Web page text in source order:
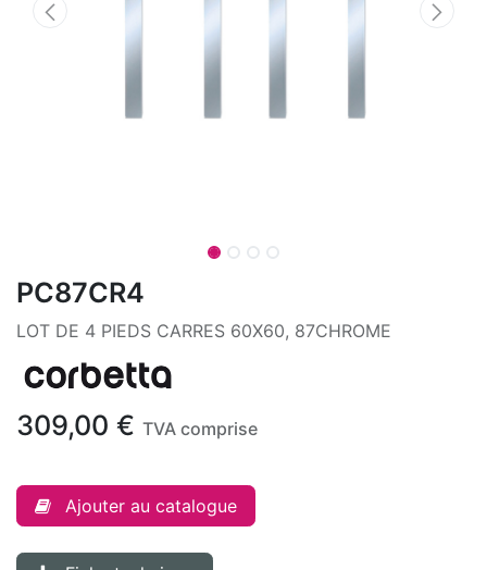
PC87CR4
LOT DE 4 PIEDS CARRES 60X60, 87CHROME
309,00 € TVA comprise
Ajouter au catalogue